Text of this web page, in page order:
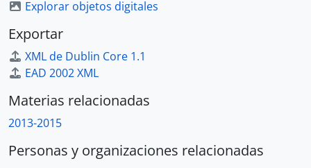
Explorar objetos digitales
Exportar
XML de Dublin Core 1.1
EAD 2002 XML
Materias relacionadas
2013-2015
Personas y organizaciones relacionadas